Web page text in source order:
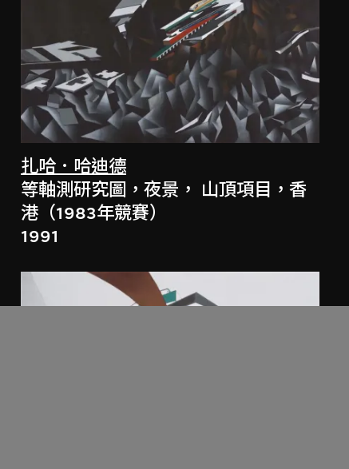
扎哈．哈迪德
等軸測研究圖，夜景， 山頂項目，香
港（1983年競賽）
1991